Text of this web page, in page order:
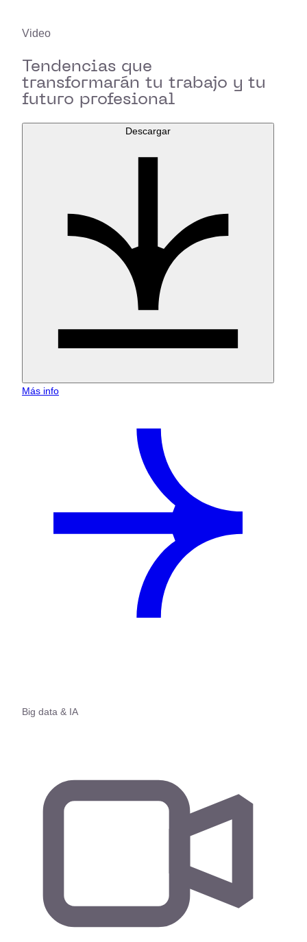
Video
Tendencias que
transformarán tu trabajo y tu
futuro profesional
Descargar
Más info
Big data & IA